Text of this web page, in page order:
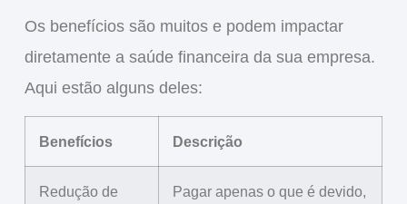
Os benefícios são muitos e podem impactar
diretamente a saúde financeira da sua empresa.
Aqui estão alguns deles:
Benefícios Descrição
Redução de
Pagar apenas o que é devido,